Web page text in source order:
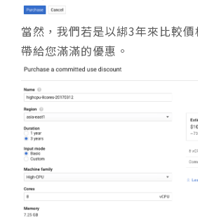
當然，我們若是以綁3年來比較
帶給您滿滿的優惠。